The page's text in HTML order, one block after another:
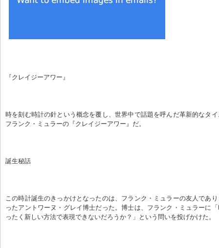
『クレイジーアワー』
時を刻む時計の針という概念を覆し、世界中で話題を呼んだ革新的なタ
フランク・ミュラーの『クレイジーアワー』だ。
誕生秘話
この時計誕生のきっかけとなったのは、フランク・ミュラーの友人であ
ったアントワーヌ・グレイ博士だった。博士は、フランク・ミュラーに
ったく新しい方法で表現できないだろうか？」という問いを投げかけた。